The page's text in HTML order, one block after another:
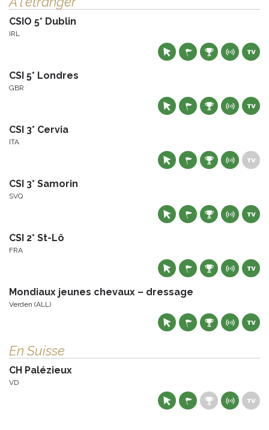
CSIO 5* Dublin
IRL
CSI 5* Londres
GBR
CSI 3* Cervia
ITA
CSI 3* Samorin
SVQ
CSI 2* St-Lô
FRA
Mondiaux jeunes chevaux – dressage
Verden (ALL)
En Suisse
CH Palézieux
VD